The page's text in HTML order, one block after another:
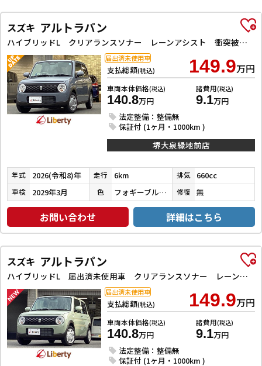
スズキ アルトラパン
ハイブリッドL クリアランスソナー レーンアシスト 衝突被害軽減システム オートライト LEDヘッドランプ スマートキー アイドリングストップ 電動格納ミラー シートヒーター ベンチシート CVT 盗難防止システム
支払総額(税込) 149.9万円
車両本体価格(税込)
140.8万円
諸費用(税込)
9.1万円
法定整備：整備無
保証付 (1ヶ月・1000km )
届出済未使用車
堺大泉緑地前店
年式 2026(令和8)年 走行 6km 排気 660cc
車検 2029年3月 色 フォギーブルーパールメタリック 修復 無
お問い合わせ 詳細はこちら
スズキ アルトラパン
ハイブリッドL 届出済未使用車 クリアランスソナー レーンアシスト 衝突被害軽減システム オートライト LEDヘッドランプ スマートキー アイドリングストップ 電動格納ミラー シートヒーター ベンチシート CVT
支払総額(税込) 149.9万円
車両本体価格(税込)
140.8万円
諸費用(税込)
9.1万円
法定整備：整備無
保証付 (1ヶ月・1000km )
届出済未使用車